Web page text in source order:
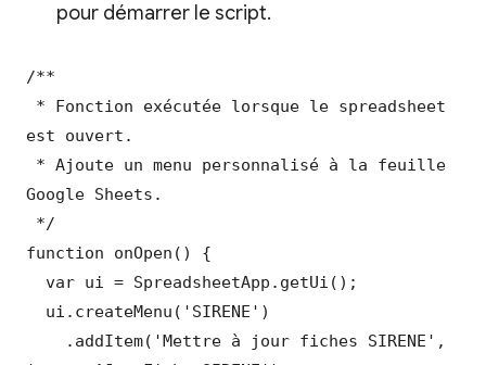
pour démarrer le script.
/**
est ouvert.
Google Sheets.
function onOpen() {